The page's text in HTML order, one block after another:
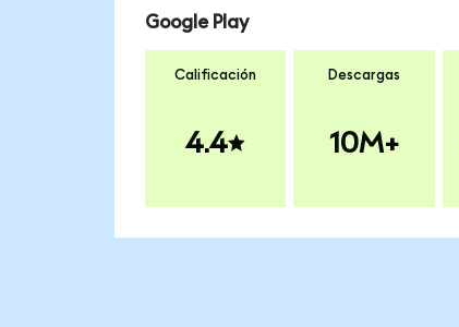
Google Play
Calificación
4.4
Descargas
10M+